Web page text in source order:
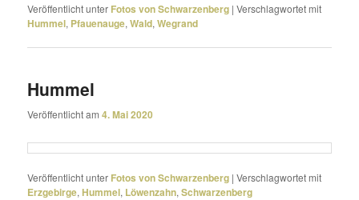
Veröffentlicht unter Fotos von Schwarzenberg |Verschlagwortet mit
Hummel, Pfauenauge,Wald,Wegrand
Hummel
Veröffentlicht am4. Mai 2020
Veröffentlicht unter Fotos von Schwarzenberg |Verschlagwortet mit
Erzgebirge,Hummel, Löwenzahn,Schwarzenberg